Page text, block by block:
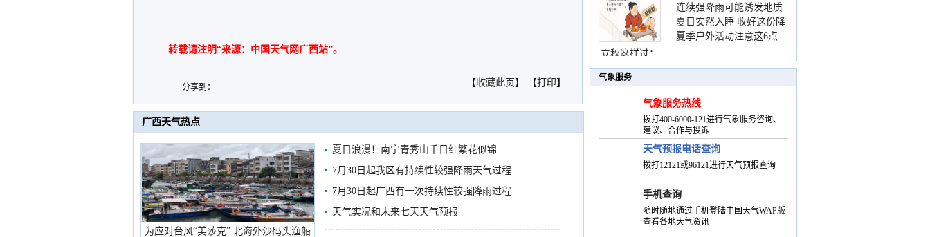
转载请注明“来源：中国天气网广西站”。
分享到： 【收藏此页 】 【打印】
广西天气热点
为应对台风“美莎克” 北海外沙码头渔船
夏日浪漫！南宁青秀山千日红繁花似锦
7月30日起我区有持续性较强降雨天气过程
7月30日起广西有一次持续性较强降雨过程
天气实况和未来七天天气预报
立秋这样过：
险提示请收好
连续强降雨可能诱发地质
灾害 这些前兆要知道
夏日安然入睡 收好这份降
温小贴士
夏季户外活动注意这6点
气象服务
气象服务热线
拨打400-6000-121进行气象服务咨询、
建议、合作与投诉
天气预报电话查询
拨打12121或96121进行天气预报查询
手机查询
随时随地通过手机登陆中国天气WAP版
查看各地天气资讯